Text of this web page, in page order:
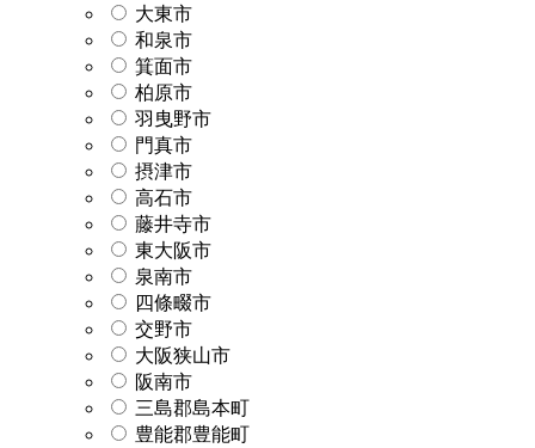
大東市
和泉市
箕面市
柏原市
羽曳野市
門真市
摂津市
高石市
藤井寺市
東大阪市
泉南市
四條畷市
交野市
大阪狭山市
阪南市
三島郡島本町
豊能郡豊能町